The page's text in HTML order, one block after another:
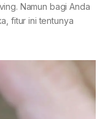
Namun bagi Anda
fitur ini tentunya